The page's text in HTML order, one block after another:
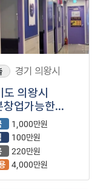
경기 의왕시
의왕시
창업가능한
래방입니다★
1,000만원
100만원
220만원
4,000만원